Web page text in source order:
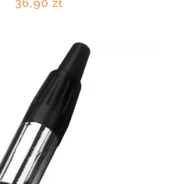
36,90 zł